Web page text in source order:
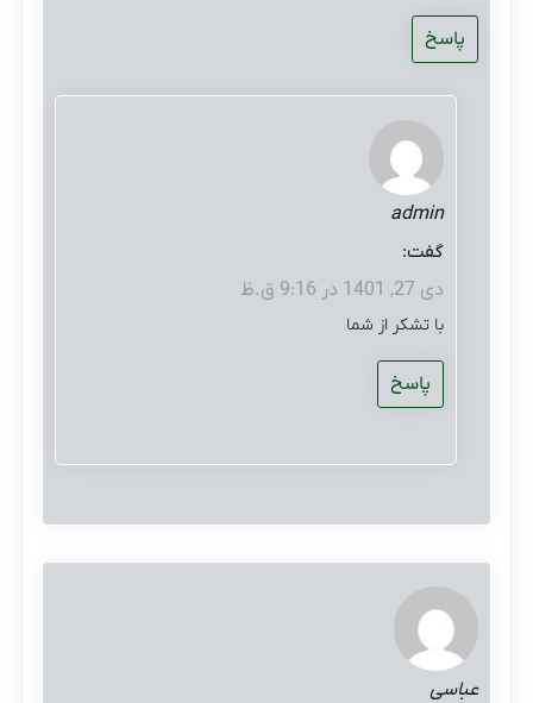
پاسخ
admin
گفت:
دی 27, 1401 در 9:16 ق.ظ
با تشکر از شما
پاسخ
عباسی